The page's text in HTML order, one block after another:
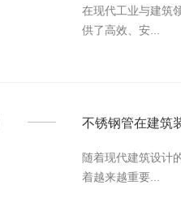
在现代工业与建筑
供了高效、安...
不锈钢管在建筑
随着现代建筑设计
着越来越重要...